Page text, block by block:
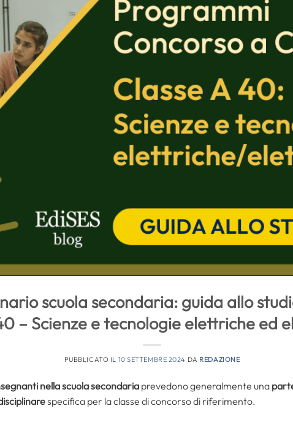
scuola secondaria: guida allo
– Scienze e tecnologie elettriche ed
PUBBLICATO IL 10 SETTEMBRE 2024 DA REDAZIONE
nella scuola secondaria prevedono generalmente una
specifica per la classe di concorso di riferimento.